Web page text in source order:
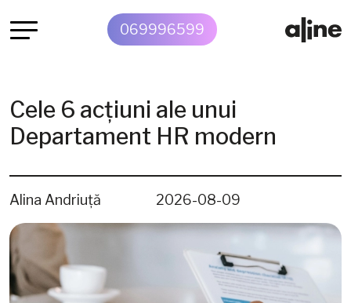
069996599
Cele 6 acțiuni ale unui
Departament HR modern
Alina Andriuță 2026-08-09